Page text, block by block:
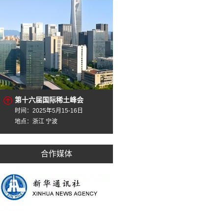
第十六届国际稀土峰会
时间：2025年5月15-16日
地点：浙江 宁波
合作媒体